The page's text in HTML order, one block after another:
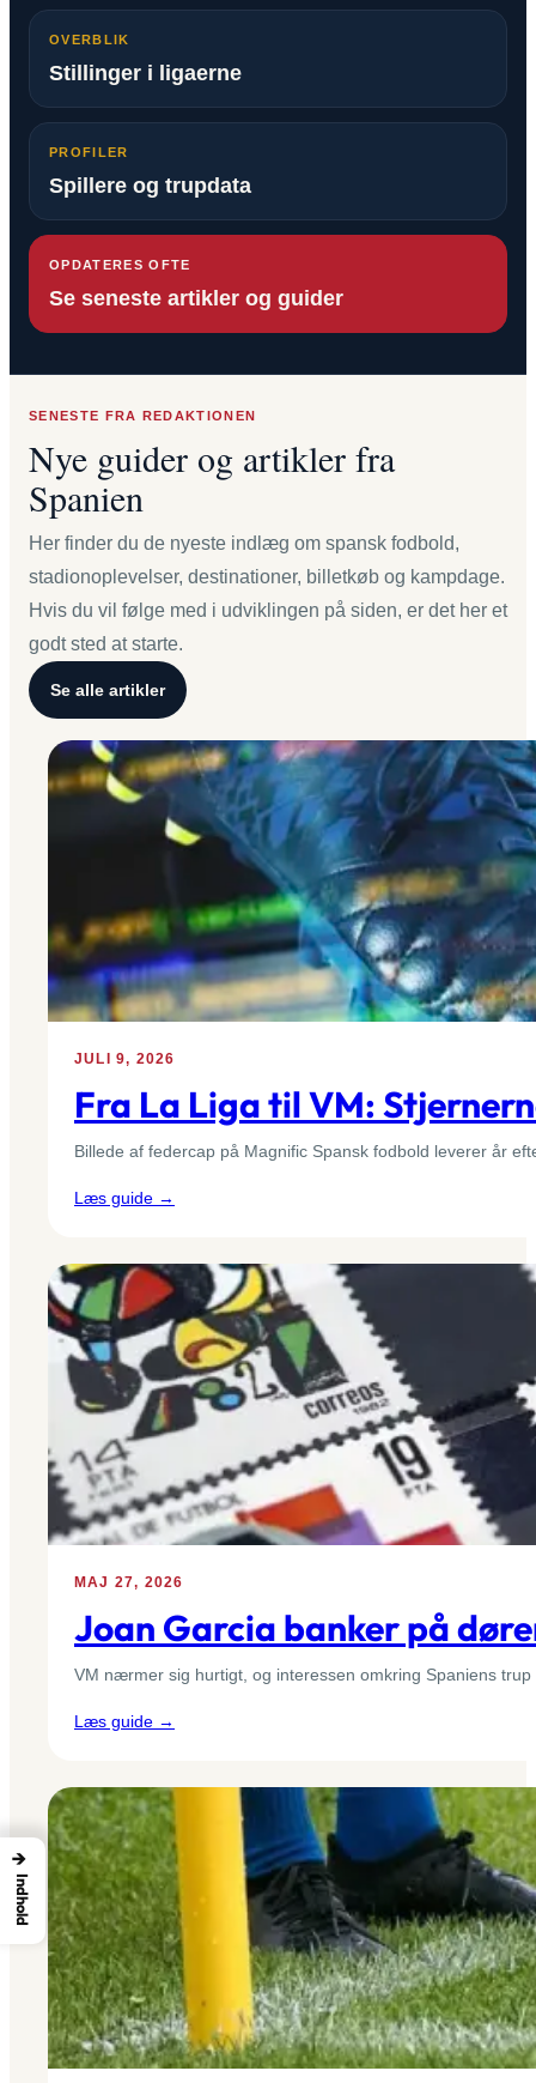
OVERBLIK
Stillinger i ligaerne
PROFILER
Spillere og trupdata
OPDATERES OFTE
Se seneste artikler og guider
SENESTE FRA REDAKTIONEN
Nye guider og artikler fra
Spanien
Her finder du de nyeste indlæg om spansk fodbold,
stadionoplevelser, destinationer, billetkøb og kampdage.
Hvis du vil følge med i udviklingen på siden, er det her et
godt sted at starte.
Se alle artikler
JULI 9, 2026
Fra La Liga til VM:
Billede af federcap på Magnific Spansk fodbold leverer år
Læs guide →
Liga
VM:
Stjernerne
og
skadesrisikoen
i
MAJ 27, 2026
Joan Garcia banker på
VM nærmer sig hurtigt, og interessen omkring Spaniens
Læs guide →
banker
på
døren
Spaniens
VM-
trup
→
Indhold